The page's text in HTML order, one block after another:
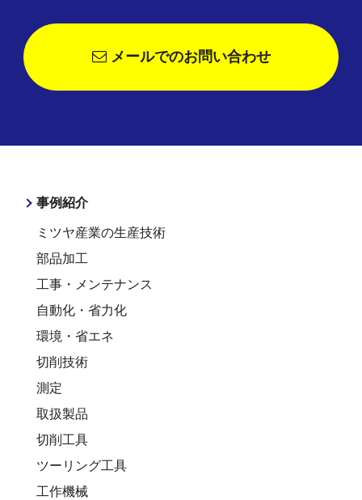
メールでのお問い合わせ
事例紹介
ミツヤ産業の生産技術
部品加工
工事・メンテナンス
自動化・省力化
環境・省エネ
切削技術
測定
取扱製品
切削工具
ツーリング工具
工作機械